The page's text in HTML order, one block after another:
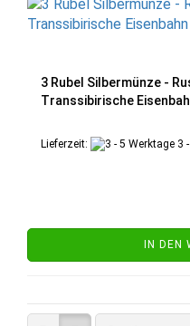
3 Rubel Silbermünze -
Transsibirische
Lieferzeit: 3
IN DEN